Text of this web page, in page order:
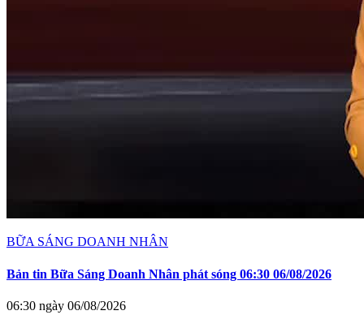
BỮA SÁNG DOANH NHÂN
Bản tin Bữa Sáng Doanh Nhân phát sóng 06:30 06/08/2026
06:30 ngày 06/08/2026